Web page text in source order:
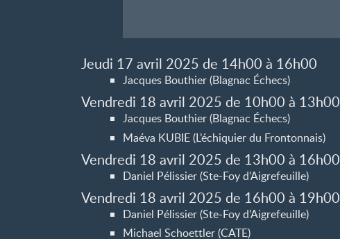
Jeudi 17 avril 2025 de 14h00 à 16h00
Jacques Bouthier (Blagnac Échecs)
Vendredi 18 avril 2025 de 10h00 à 13h00
Jacques Bouthier (Blagnac Échecs)
Maéva KUBIE (L’échiquier du Frontonnais)
Vendredi 18 avril 2025 de 13h00 à 16h00
Daniel Pélissier (Ste-Foy d’Aigrefeuille)
Vendredi 18 avril 2025 de 16h00 à 19h00
Daniel Pélissier (Ste-Foy d’Aigrefeuille)
Michael Schoettler (CATE)